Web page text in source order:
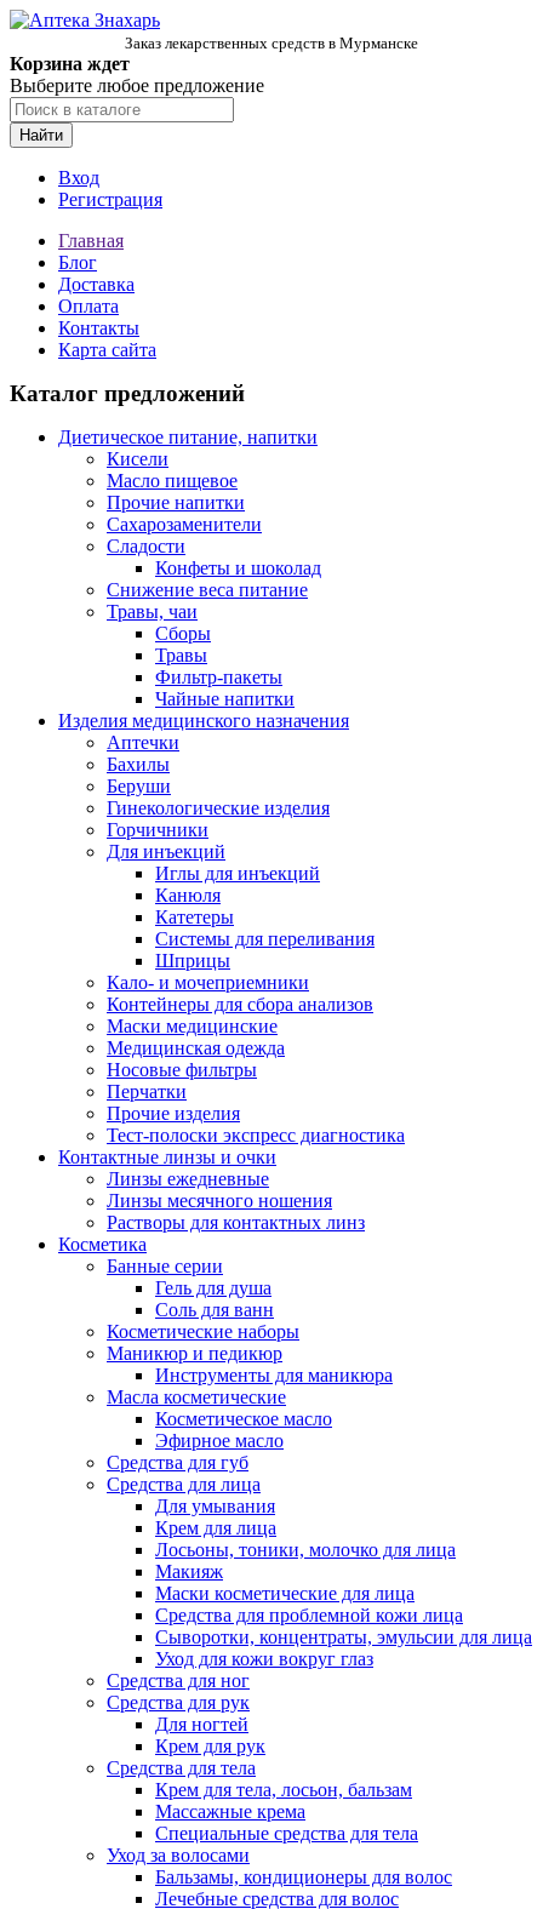
Заказ лекарственных средств в Мурманске
Корзина ждет
Выберите любое предложение
Найти
Вход
Регистрация
Главная
Блог
Доставка
Оплата
Контакты
Карта сайта
Каталог предложений
Диетическое питание, напитки
Кисели
Масло пищевое
Прочие напитки
Сахарозаменители
Сладости
Конфеты и шоколад
Снижение веса питание
Травы, чаи
Сборы
Травы
Фильтр-пакеты
Чайные напитки
Изделия медицинского назначения
Аптечки
Бахилы
Беруши
Гинекологические изделия
Горчичники
Для инъекций
Иглы для инъекций
Канюля
Катетеры
Системы для переливания
Шприцы
Кало- и мочеприемники
Контейнеры для сбора анализов
Маски медицинские
Медицинская одежда
Носовые фильтры
Перчатки
Прочие изделия
Тест-полоски экспресс диагностика
Контактные линзы и очки
Линзы ежедневные
Линзы месячного ношения
Растворы для контактных линз
Косметика
Банные серии
Гель для душа
Соль для ванн
Косметические наборы
Маникюр и педикюр
Инструменты для маникюра
Масла косметические
Косметическое масло
Эфирное масло
Средства для губ
Средства для лица
Для умывания
Крем для лица
Лосьоны, тоники, молочко для лица
Макияж
Маски косметические для лица
Средства для проблемной кожи лица
Сыворотки, концентраты, эмульсии для лица
Уход для кожи вокруг глаз
Средства для ног
Средства для рук
Для ногтей
Крем для рук
Средства для тела
Крем для тела, лосьон, бальзам
Массажные крема
Специальные средства для тела
Уход за волосами
Бальзамы, кондиционеры для волос
Лечебные средства для волос